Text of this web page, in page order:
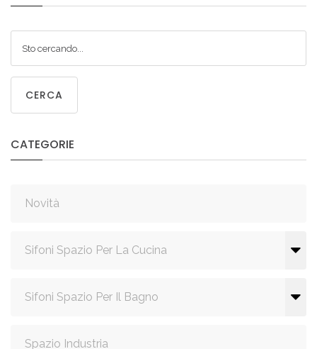
CERCA
CATEGORIE
Novità
Sifoni Spazio Per La Cucina
Sifoni Spazio Per Il Bagno
Spazio Industria